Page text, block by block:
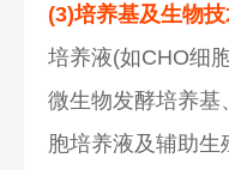
(3)培养基及生物
培养液(如CHO细
微生物发酵培养基
胞培养液及辅助